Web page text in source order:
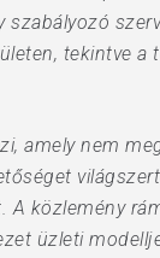
tekintve
amely nem
közlemény
üzleti